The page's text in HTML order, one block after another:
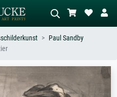
weide, abstract met veel rood, donker
olieverfschilderij, staand naakt naast
Paul Sandby